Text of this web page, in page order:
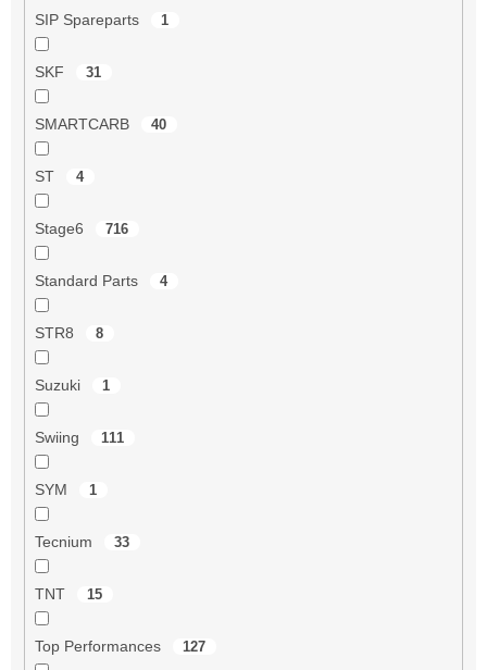
SIP Spareparts 1
SKF 31
SMARTCARB 40
ST 4
Stage6 716
Standard Parts 4
STR8 8
Suzuki 1
Swiing 111
SYM 1
Tecnium 33
TNT 15
Top Performances 127